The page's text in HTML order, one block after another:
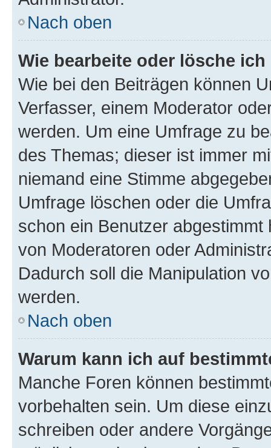
Nach oben
Wie bearbeite oder lösche
Wie bei den Beiträgen können
Verfasser, einem Moderator
werden. Um eine Umfrage zu
des Themas; dieser ist immer
niemand eine Stimme
Umfrage löschen oder die
schon ein Benutzer
von Moderatoren oder
Dadurch soll die Manipulation
werden.
Nach oben
Warum kann ich auf
Manche Foren können
vorbehalten sein. Um diese
schreiben oder andere